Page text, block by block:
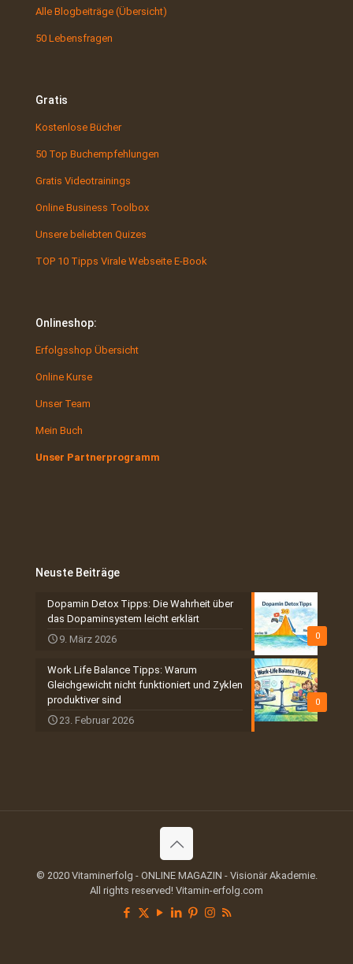
Alle Blogbeiträge (Übersicht)
50 Lebensfragen
Gratis
Kostenlose Bücher
50 Top Buchempfehlungen
Gratis Videotrainings
Online Business Toolbox
Unsere beliebten Quizes
TOP 10 Tipps Virale Webseite E-Book
Onlineshop:
Erfolgsshop Übersicht
Online Kurse
Unser Team
Mein Buch
Unser Partnerprogramm
Neuste Beiträge
0
Dopamin Detox Tipps: Die Wahrheit über
das Dopaminsystem leicht erklärt
9. März 2026
0
Work Life Balance Tipps: Warum
Gleichgewicht nicht funktioniert und Zyklen
produktiver sind
23. Februar 2026
© 2020 Vitaminerfolg - ONLINE MAGAZIN - Visionär Akademie.
All rights reserved! Vitamin-erfolg.com